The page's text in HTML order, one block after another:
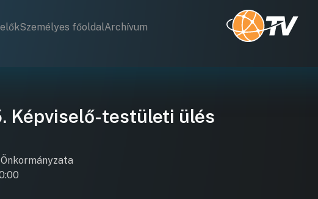
Személyes főoldalArchívum
Képviselő-testületi ülés